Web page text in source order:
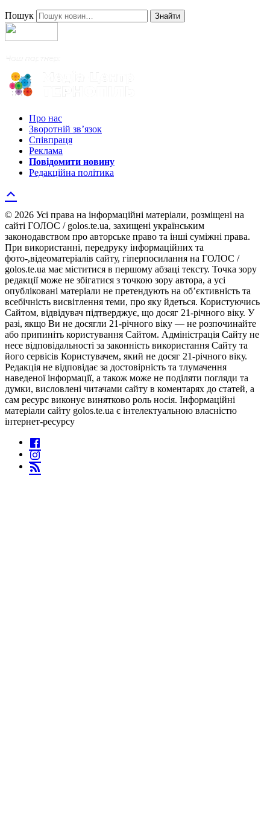
Пошук Знайти
Про нас
Зворотній зв’язок
Співпраця
Реклама
Повідомити новину
Редакційна політика
© 2026 Усі права на інформаційні матеріали, розміщені на
сайті ГОЛОС / golos.te.ua, захищені українським
законодавством про авторське право та інші суміжні права.
При використанні, передруку інформаційних та
фото-,відеоматеріалів сайту, гіперпосилання на ГОЛОС /
golos.te.ua має міститися в першому абзаці тексту. Точка зору
редакції може не збігатися з точкою зору автора, а усі
опубліковані матеріали не претендують на об’єктивність та
всебічність висвітлення теми, про яку йдеться. Користуючись
Сайтом, відвідувач підтверджує, що досяг 21-річного віку. У
разі, якщо Ви не досягли 21-річного віку — не розпочинайте
або припиніть користування Сайтом. Адміністрація Сайту не
несе відповідальності за законність використання Сайту та
його сервісів Користувачем, який не досяг 21-річного віку.
Редакція не відповідає за достовірність та тлумачення
наведеної інформації, а також може не поділяти погляди та
думки, висловлені читачами сайту в коментарях до статей, а
сам ресурс виконує винятково роль носія. Інформаційні
матеріали сайту golos.te.ua є інтелектуальною власністю
інтернет-ресурсу